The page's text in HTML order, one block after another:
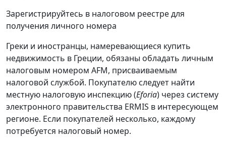
Зарегистрируйтесь в налоговом реестре для
получения личного номера
Греки и иностранцы, намеревающиеся купить
недвижимость в Греции, обязаны обладать личным
налоговым номером AFM, присваиваемым
налоговой службой. Покупателю следует найти
местную налоговую инспекцию (Eforia) через систему
электронного правительства ERMIS в интересующем
регионе. Если покупателей несколько, каждому
потребуется налоговый номер.